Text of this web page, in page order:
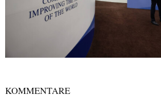
KOMMENTARE